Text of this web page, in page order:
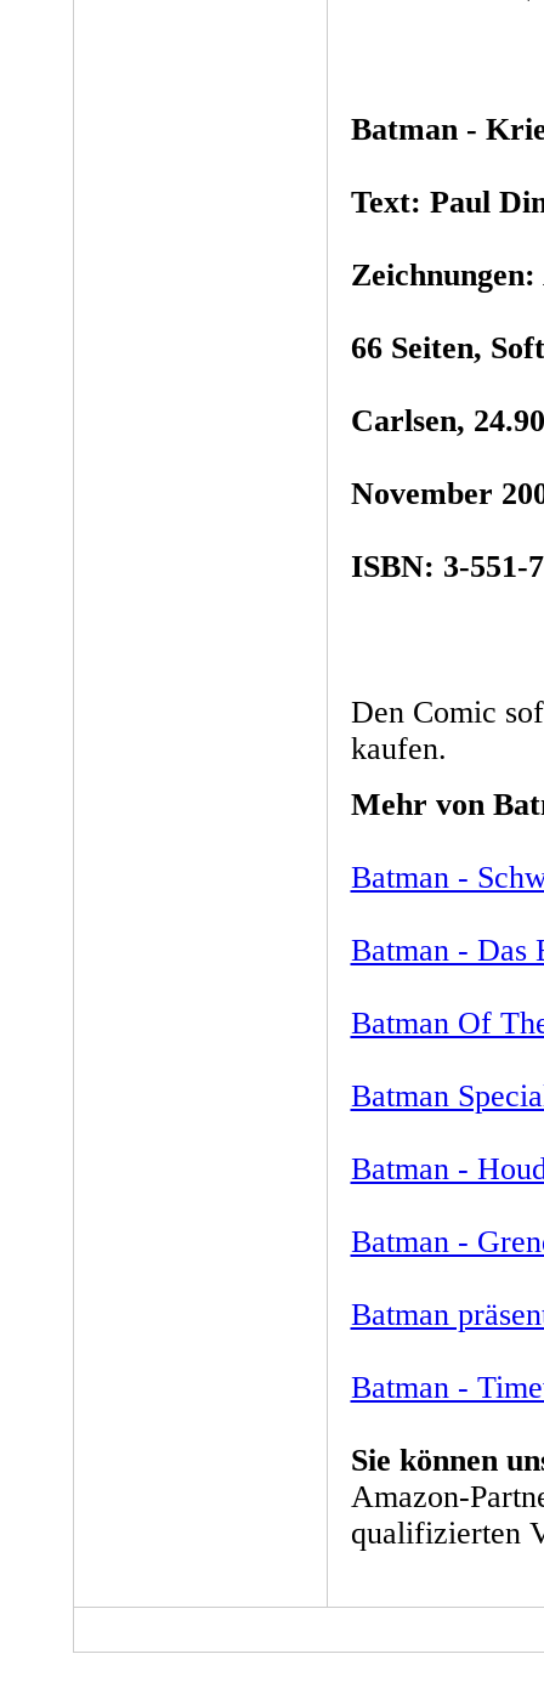
Batman -
Text: Paul
Zeichnungen:
66 Seiten,
Carlsen,
November
ISBN: 3-551-
Den Comic
kaufen.
Mehr von
Batman -
Batman - Das
Batman Of
Batman
Batman -
Batman -
Batman
Batman -
Sie können
Amazon-
qualifizierten